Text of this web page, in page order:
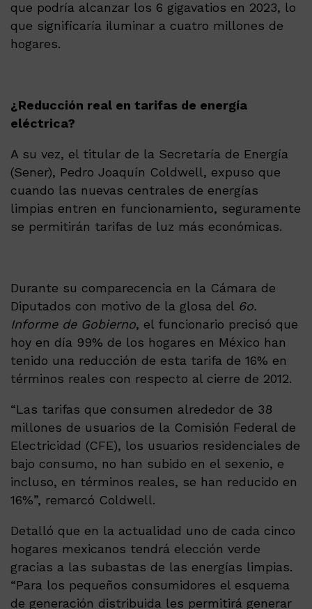
que podría alcanzar los 6 gigavatios en 2023, lo
que significaría iluminar a cuatro millones de
hogares.
¿Reducción real en tarifas de energía
eléctrica?
A su vez, el titular de la Secretaría de Energía
(Sener), Pedro Joaquín Coldwell, expuso que
cuando las nuevas centrales de energías
limpias entren en funcionamiento, seguramente
se permitirán tarifas de luz más económicas.
Durante su comparecencia en la Cámara de
Diputados con motivo de la glosa del 6o.
Informe de Gobierno, el funcionario precisó que
hoy en día 99% de los hogares en México han
tenido una reducción de esta tarifa de 16% en
términos reales con respecto al cierre de 2012.
“Las tarifas que consumen alrededor de 38
millones de usuarios de la Comisión Federal de
Electricidad (CFE), los usuarios residenciales de
bajo consumo, no han subido en el sexenio, e
incluso, en términos reales, se han reducido en
16%”, remarcó Coldwell.
Detalló que en la actualidad uno de cada cinco
hogares mexicanos tendrá elección verde
gracias a las subastas de las energías limpias.
“Para los pequeños consumidores el esquema
de generación distribuida les permitirá generar